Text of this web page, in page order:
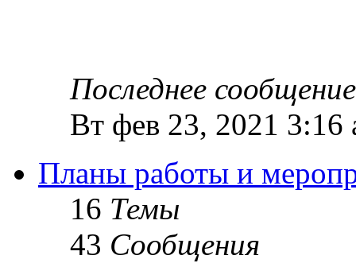
Последнее сообщение
Вт фев 23, 2021 3:16
Планы работы и
16 Темы
43 Сообщения